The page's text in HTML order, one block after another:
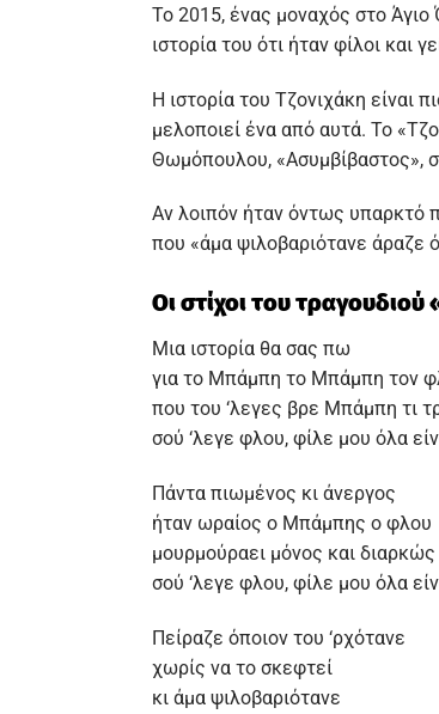
Το 2015, ένας μοναχός στο
ιστορία του ότι ήταν φίλοι και
Η ιστορία του Τζονιχάκη είναι
μελοποιεί ένα από αυτά. Το
Θωμόπουλου, «Ασυμβίβαστος»,
Αν λοιπόν ήταν όντως υπαρκτό
που «άμα ψιλοβαριότανε άραζε
Οι στίχοι του
Μια ιστορία θα σας πω
για το Μπάμπη το Μπάμπη τον
που του ‘λεγες βρε Μπάμπη τι
σού ‘λεγε φλου, φίλε μου όλα
Πάντα πιωμένος κι άνεργος
ήταν ωραίος ο Μπάμπης ο φλου
μουρμούραει μόνος και διαρκώς
σού ‘λεγε φλου, φίλε μου όλα
Πείραζε όποιον του ‘ρχότανε
χωρίς να το σκεφτεί
κι άμα ψιλοβαριότανε